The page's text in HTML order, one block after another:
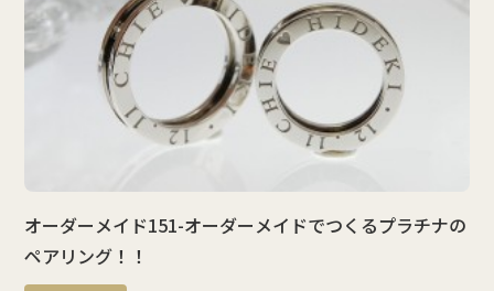
オーダーメイド151-オーダーメイドでつくるプラチナの
ペアリング！！